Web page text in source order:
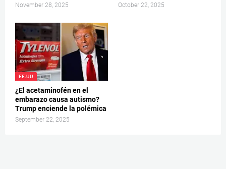
November 28, 2025 October 22, 2025
EE.UU
¿El acetaminofén en el
embarazo causa autismo?
Trump enciende la polémica
September 22, 2025